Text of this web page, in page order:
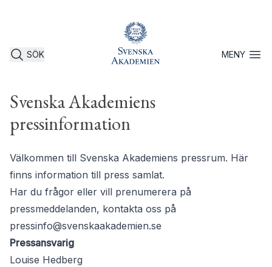
SÖK MENYÖppna
Svenska Akademiens
pressinformation
Välkommen till Svenska Akademiens pressrum. Här
finns information till press samlat.
Har du frågor eller vill prenumerera på
pressmeddelanden, kontakta oss på
pressinfo@svenskaakademien.se
Pressansvarig
Louise Hedberg